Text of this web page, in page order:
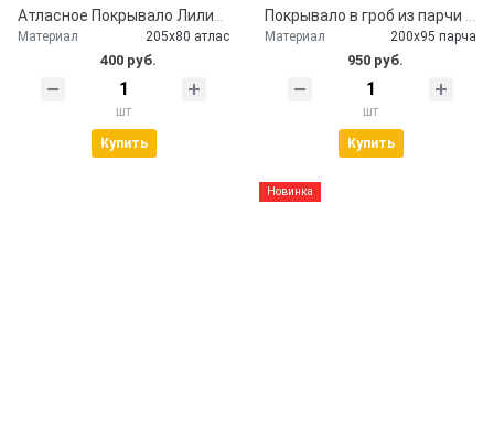
Атласное Покрывало Лилии серебро
Материал 205х80 атлас
400 руб.
шт
Купить
Покрывало в гроб из парчи с наволочкой
Материал 200х95 парча
950 руб.
шт
Купить
Новинка